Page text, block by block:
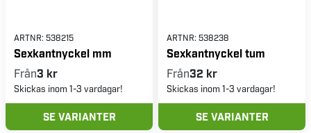
ARTNR: 538215
Sexkantnyckel mm
Från3 kr
Skickas inom 1-3 vardagar!
SE VARIANTER
ARTNR: 538238
Sexkantnyckel tum
Från32 kr
Skickas inom 1-3 vardagar!
SE VARIANTER